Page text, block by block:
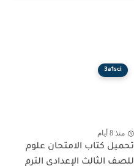
3a1sci
منذ 8 أيام
تحميل كتاب الامتحان علوم
للصف الثالث الإعدادي الترم